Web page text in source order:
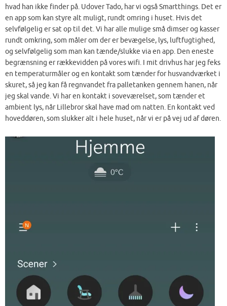
hvad han ikke finder på. Udover Tado, har vi også Smartthings. Det er
en app som kan styre alt muligt, rundt omring i huset. Hvis det
selvfølgelig er sat op til det. Vi har alle mulige små dimser og kasser
rundt omkring, som måler om der er bevægelse, lys, luftfugtighed,
og selvfølgelig som man kan tænde/slukke via en app. Den eneste
begrænsning er rækkevidden på vores wifi. I mit drivhus har jeg feks
en temperaturmåler og en kontakt som tænder for husvandværket i
skuret, så jeg kan få regnvandet fra palletanken gennem hanen, når
jeg skal vande. Vi har en kontakt i soveværelset, som tænder et
ambient lys, når Lillebror skal have mad om natten. En kontakt ved
hoveddøren, som slukker alt i hele huset, når vi er på vej ud af døren.